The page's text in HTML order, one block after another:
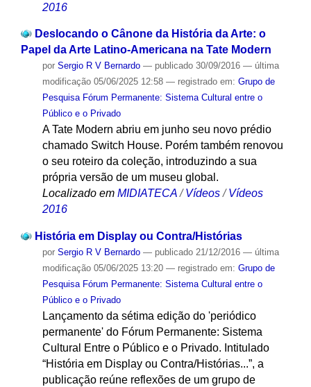
2016
Deslocando o Cânone da História da Arte: o
Papel da Arte Latino-Americana na Tate Modern
por Sergio R V Bernardo — publicado30/09/2016 — última
modificação05/06/2025 12:58 — registrado em: Grupo de
Pesquisa Fórum Permanente: Sistema Cultural entre o
Público e o Privado
A Tate Modern abriu em junho seu novo prédio
chamado Switch House. Porém também renovou
o seu roteiro da coleção, introduzindo a sua
própria versão de um museu global.
Localizado em MIDIATECA /Vídeos /Vídeos
2016
História em Display ou Contra/Histórias
por Sergio R V Bernardo — publicado21/12/2016 — última
modificação05/06/2025 13:20 — registrado em: Grupo de
Pesquisa Fórum Permanente: Sistema Cultural entre o
Público e o Privado
Lançamento da sétima edição do 'periódico
permanente' do Fórum Permanente: Sistema
Cultural Entre o Público e o Privado. Intitulado
“História em Display ou Contra/Histórias...”, a
publicação reúne reflexões de um grupo de